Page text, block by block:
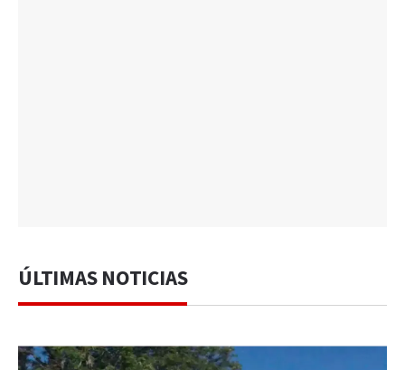
ÚLTIMAS NOTICIAS